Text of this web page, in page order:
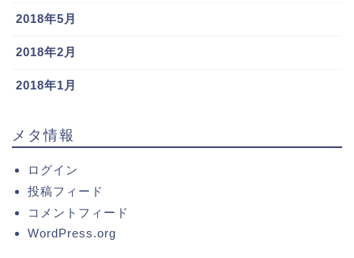
2018年5月
2018年2月
2018年1月
メタ情報
ログイン
投稿フィード
コメントフィード
WordPress.org